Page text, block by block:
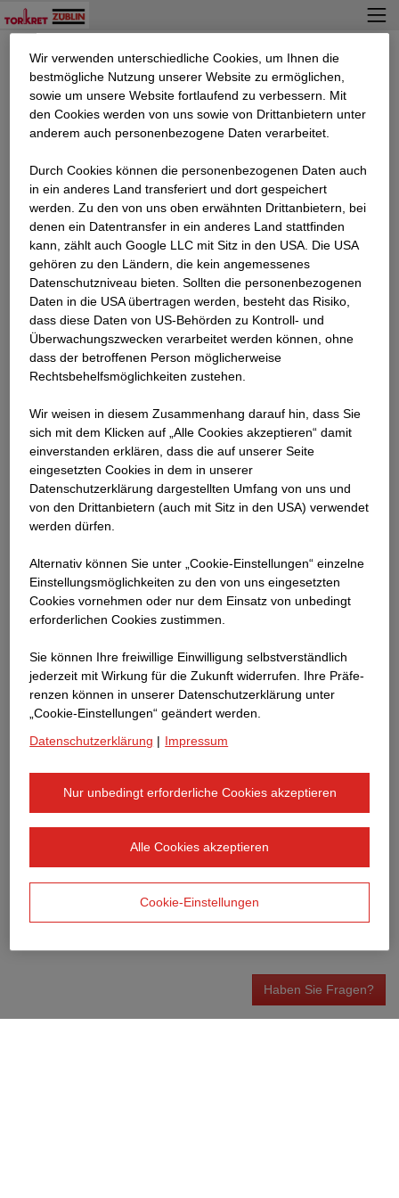
Passwort vergessen
Geben Sie bitte die E-Mail-Adresse ein, die mit Ihrem Konto
verbunden ist.
E-Mail
Absenden
Haben Sie Fragen?
Wir verwenden unterschiedliche Cookies, um Ihnen die
best­mögliche Nutzung unserer Website zu ermöglichen,
sowie um unsere Website fortlaufend zu verbessern. Mit
den Cookies werden von uns sowie von Drittanbietern unter
anderem auch personenbezogene Daten verarbeitet.
Durch Cookies können die personenbezogenen Daten auch
in ein anderes Land transferiert und dort gespeichert
werden. Zu den von uns oben erwähnten Drittanbietern, bei
denen ein Datentransfer in ein anderes Land stattfinden
kann, zählt auch Google LLC mit Sitz in den USA. Die USA
gehören zu den Ländern, die kein angemessenes
Datenschutzniveau bieten. Sollten die personenbezogenen
Daten in die USA übertragen werden, besteht das Risiko,
dass diese Daten von US-Behörden zu Kontroll- und
Überwachungszwecken verarbeitet werden können, ohne
dass der betroffenen Person möglicherweise
Rechtsbehelfsmöglichkeiten zustehen.
Wir weisen in diesem Zusammenhang darauf hin, dass Sie
sich mit dem Klicken auf „Alle Cookies akzeptieren“ damit
ein­ver­standen erklären, dass die auf unserer Seite
eingesetzten Cookies in dem in unserer
Datenschutzerklärung dargestellten Umfang von uns und
von den Drittanbietern (auch mit Sitz in den USA) verwendet
werden dürfen.
Alternativ können Sie unter „Cookie-Einstellungen“ einzelne
Einstellungsmöglichkeiten zu den von uns eingesetzten
Cookies vornehmen oder nur dem Einsatz von unbedingt
erforderlichen Cookies zustimmen.
Sie können Ihre freiwillige Einwilligung selbstverständlich
jederzeit mit Wirkung für die Zukunft widerrufen. Ihre Prä­fe­
renzen können in unserer Datenschutzerklärung unter
„Cookie-Einstellungen“ geändert werden.
Datenschutzerklärung
Impressum
Nur unbedingt erforderliche Cookies akzeptieren
Alle Cookies akzeptieren
Cookie-Einstellungen